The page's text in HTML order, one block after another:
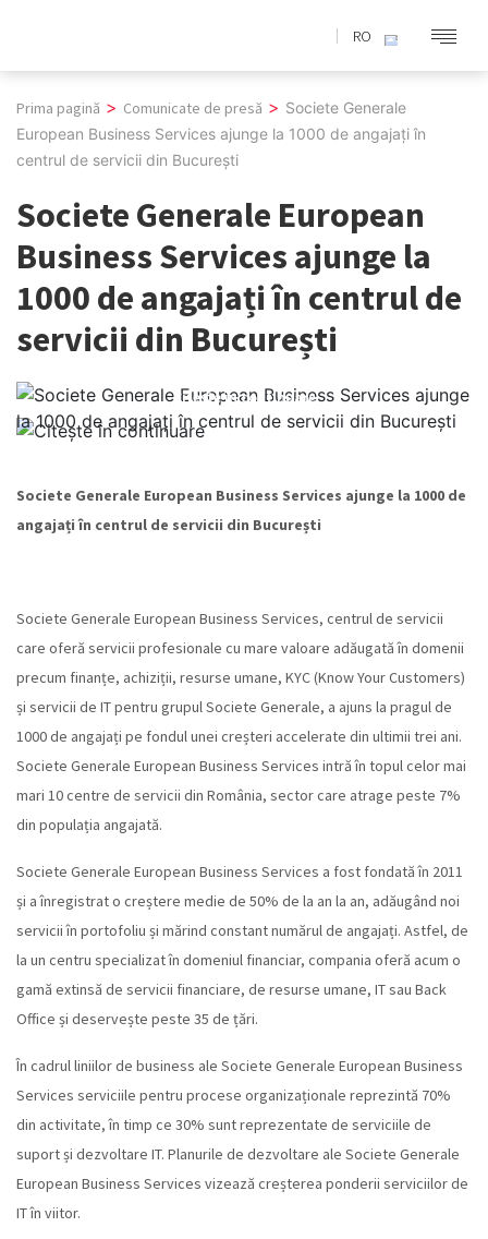
RO
Prima pagină > Comunicate de presă > Societe Generale
European Business Services ajunge la 1000 de angajați în
centrul de servicii din București
Societe Generale European
Business Services ajunge la
1000 de angajați în centrul de
servicii din București
Citește în continuare
Societe Generale European Business Services ajunge la 1000 de
angajați în centrul de servicii din București
Societe Generale European Business Services, centrul de servicii
care oferă servicii profesionale cu mare valoare adăugată în domenii
precum finanțe, achiziții, resurse umane, KYC (Know Your Customers)
și servicii de IT pentru grupul Societe Generale, a ajuns la pragul de
1000 de angajați pe fondul unei creșteri accelerate din ultimii trei ani.
Societe Generale European Business Services intră în topul celor mai
mari 10 centre de servicii din România, sector care atrage peste 7%
din populația angajată.
Societe Generale European Business Services a fost fondată în 2011
și a înregistrat o creștere medie de 50% de la an la an, adăugând noi
servicii în portofoliu și mărind constant numărul de angajați. Astfel, de
la un centru specializat în domeniul financiar, compania oferă acum o
gamă extinsă de servicii financiare, de resurse umane, IT sau Back
Office și deservește peste 35 de țări.
În cadrul liniilor de business ale Societe Generale European Business
Services serviciile pentru procese organizaționale reprezintă 70%
din activitate, în timp ce 30% sunt reprezentate de serviciile de
suport și dezvoltare IT. Planurile de dezvoltare ale Societe Generale
European Business Services vizează creșterea ponderii serviciilor de
IT în viitor.